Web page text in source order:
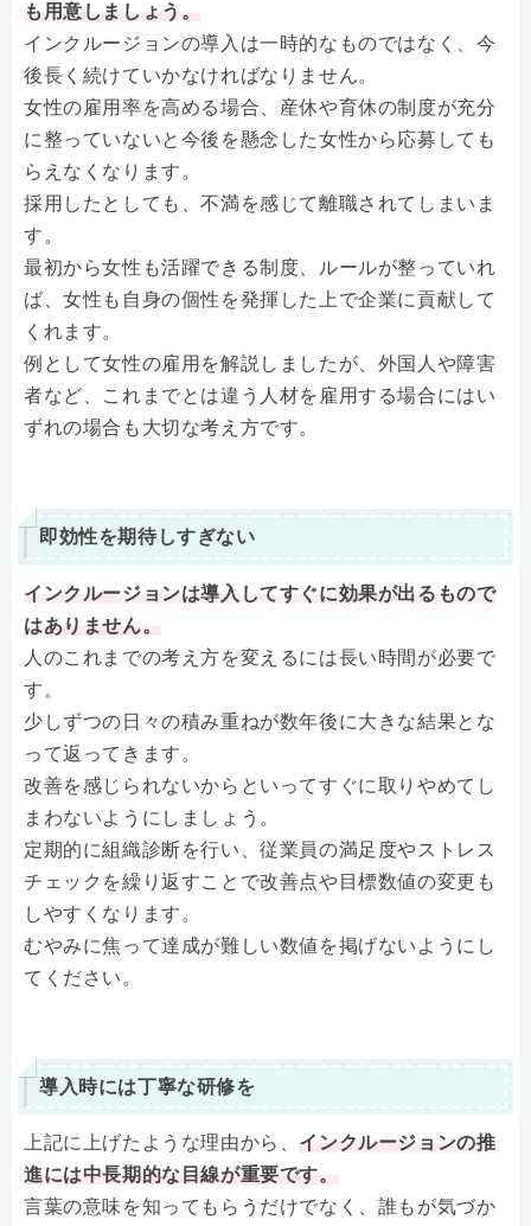
も用意しましょう。
インクルージョンの導入は一時的なものではなく、今
後長く続けていかなければなりません。
女性の雇用率を高める場合、産休や育休の制度が充分
に整っていないと今後を懸念した女性から応募しても
らえなくなります。
採用したとしても、不満を感じて離職されてしまいま
す。
最初から女性も活躍できる制度、ルールが整っていれ
ば、女性も自身の個性を発揮した上で企業に貢献して
くれます。
例として女性の雇用を解説しましたが、外国人や障害
者など、これまでとは違う人材を雇用する場合にはい
ずれの場合も大切な考え方です。
即効性を期待しすぎない
インクルージョンは導入してすぐに効果が出るもので
はありません。
人のこれまでの考え方を変えるには長い時間が必要で
す。
少しずつの日々の積み重ねが数年後に大きな結果とな
って返ってきます。
改善を感じられないからといってすぐに取りやめてし
まわないようにしましょう。
定期的に組織診断を行い、従業員の満足度やストレス
チェックを繰り返すことで改善点や目標数値の変更も
しやすくなります。
むやみに焦って達成が難しい数値を掲げないようにし
てください。
導入時には丁寧な研修を
上記に上げたような理由から、 インクルージョンの推
進には中長期的な目線が重要です。
言葉の意味を知ってもらうだけでなく、誰もが気づか